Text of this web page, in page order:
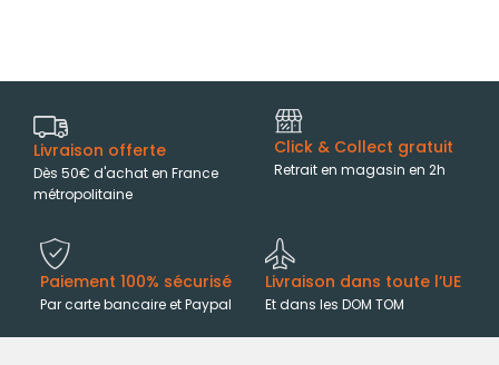
Livraison offerte
Dès 50€ d'achat en France
métropolitaine
Click & Collect gratuit
Retrait en magasin en 2h
Paiement 100% sécurisé
Par carte bancaire et Paypal
Livraison dans toute l’UE
Et dans les DOM TOM